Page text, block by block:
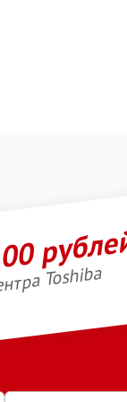
Toshiba